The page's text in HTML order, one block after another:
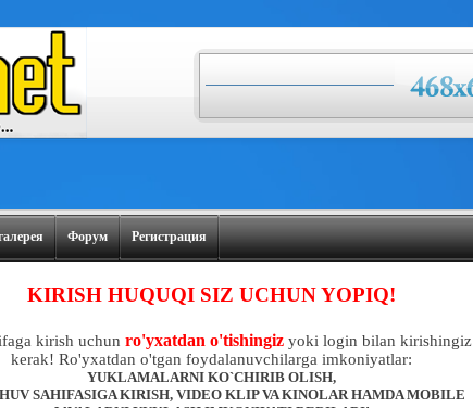
Форум Регистрация
KIRISH HUQUQI SIZ UCHUN YOPIQ!
kirish uchun ro'yxatdan o'tishingizyoki login bilan kirishingiz
kerak! Ro'yxatdan o'tgan foydalanuvchilarga imkoniyatlar:
YUKLAMALARNI KO`CHIRIB OLISH,
SAHIFASIGA KIRISH, VIDEO KLIP VA KINOLAR HAMDA MOBILE